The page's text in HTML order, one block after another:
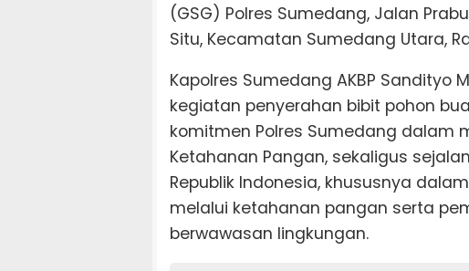
(GSG) Polres Sumedang, Jalan
Situ, Kecamatan Sumedang Utara,
Kapolres Sumedang AKBP Sandityo
kegiatan penyerahan bibit pohon
komitmen Polres Sumedang dalam
Ketahanan Pangan, sekaligus
Republik Indonesia, khususnya
melalui ketahanan pangan serta
berwawasan lingkungan.